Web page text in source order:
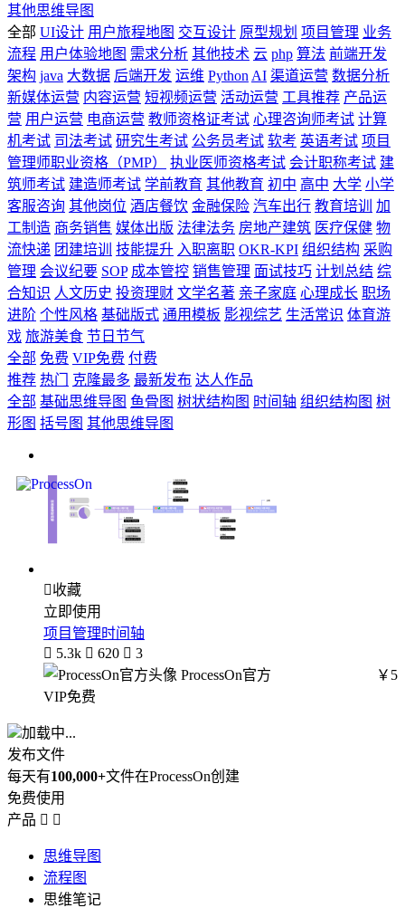
其他思维导图
全部 UI设计 用户旅程地图 交互设计 原型规划 项目管理 业务
流程 用户体验地图 需求分析 其他技术 云 php 算法 前端开发
架构 java 大数据 后端开发 运维 Python AI 渠道运营 数据分析
新媒体运营 内容运营 短视频运营 活动运营 工具推荐 产品运
营 用户运营 电商运营 教师资格证考试 心理咨询师考试 计算
机考试 司法考试 研究生考试 公务员考试 软考 英语考试 项目
管理师职业资格（PMP）
执业医师资格考试 会计职称考试 建
筑师考试 建造师考试 学前教育 其他教育 初中 高中 大学 小学
客服咨询 其他岗位 酒店餐饮 金融保险 汽车出行 教育培训
加
工制造 商务销售 媒体出版 法律法务 房地产建筑 医疗保健 物
流快递 团建培训 技能提升 入职离职 OKR-KPI 组织结构 采购
管理 会议纪要 SOP 成本管控 销售管理 面试技巧 计划总结 综
合知识 人文历史 投资理财 文学名著 亲子家庭 心理成长 职场
进阶 个性风格 基础版式 通用模板 影视综艺 生活常识 体育游
戏 旅游美食 节日节气
全部 免费 VIP免费 付费
推荐 热门 克隆最多 最新发布 达人作品
全部 基础思维导图 鱼骨图 树状结构图 时间轴 组织结构图 树
形图 括号图 其他思维导图
收藏
立即使用
项目管理时间轴
 5.3k  620  3
ProcessOn官方
￥5
VIP免费
加载中...
发布文件
每天有100,000+文件在ProcessOn创建
免费使用
产品  
思维导图
流程图
思维笔记